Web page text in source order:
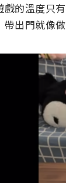
戲的溫度只
出門就像